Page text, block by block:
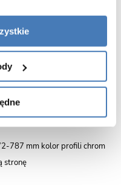
Rea:
787 mm kolor profili chrom
stronę